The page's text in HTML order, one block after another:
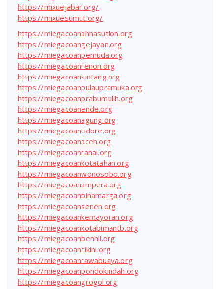
https://mixuejabar.org/
https://mixuesumut.org/
https://miegacoanahnasution.org
https://miegacoangejayan.org
https://miegacoanpemuda.org
https://miegacoanrenon.org
https://miegacoansintang.org
https://miegacoanpulaupramuka.org
https://miegacoanprabumulih.org
https://miegacoanende.org
https://miegacoanagung.org
https://miegacoantidore.org
https://miegacoanaceh.org
https://miegacoanranai.org
https://miegacoankotatahan.org
https://miegacoanwonosobo.org
https://miegacoanampera.org
https://miegacoanbinamarga.org
https://miegacoansenen.org
https://miegacoankemayoran.org
https://miegacoankotabimantb.org
https://miegacoanbenhil.org
https://miegacoancikini.org
https://miegacoanrawabuaya.org
https://miegacoanpondokindah.org
https://miegacoangrogol.org